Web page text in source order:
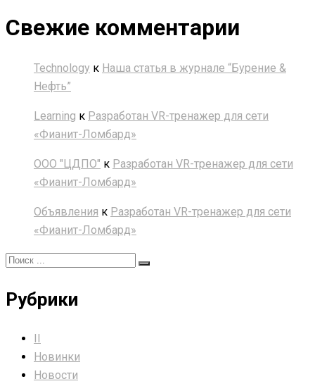
Свежие комментарии
Technology к Наша статья в журнале “Бурение &
Нефть”
Learning к Разработан VR-тренажер для сети
«Фианит-Ломбард»
ООО "ЦДПО" к Разработан VR-тренажер для сети
«Фианит-Ломбард»
Объявления к Разработан VR-тренажер для сети
«Фианит-Ломбард»
Рубрики
II
Новинки
Новости